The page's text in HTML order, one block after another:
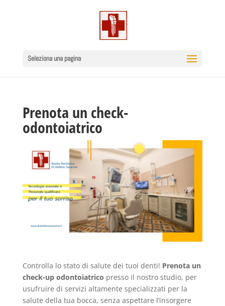
Seleziona una pagina
Prenota un check-
odontoiatrico
Controlla lo stato di salute dei tuoi denti! Prenota un
check-up odontoiatrico presso il nostro studio, per
usufruire di servizi altamente specializzati per la
salute della tua bocca, senza aspettare l’insorgere